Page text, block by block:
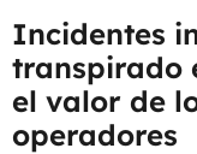
Incidentes
transpirado
el valor de
operadores